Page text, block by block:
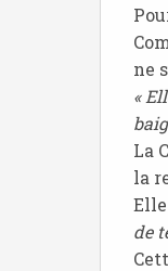
ne
«
La
la
de